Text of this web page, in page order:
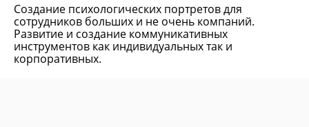
Создание психологических портретов для
сотрудников больших и не очень компаний.
Развитие и создание коммуникативных
инструментов как индивидуальных так и
корпоративных.